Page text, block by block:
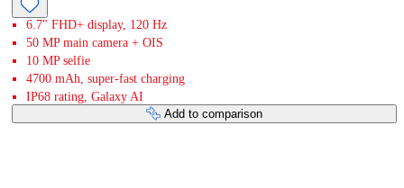
6.7" FHD+ display, 120 Hz
50 MP main camera + OIS
10 MP selfie
4700 mAh, super-fast charging
IP68 rating, Galaxy AI
Add to comparison